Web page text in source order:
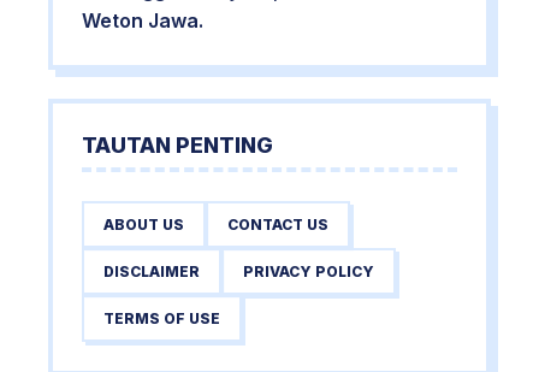
Weton Jawa.
TAUTAN PENTING
ABOUT US CONTACT US
DISCLAIMER PRIVACY POLICY
TERMS OF USE